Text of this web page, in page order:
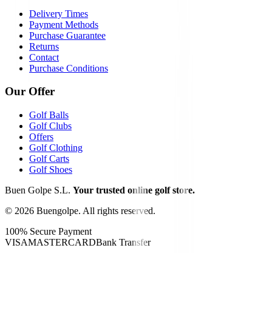
Delivery Times
Payment Methods
Purchase Guarantee
Returns
Contact
Purchase Conditions
Our Offer
Golf Balls
Golf Clubs
Offers
Golf Clothing
Golf Carts
Golf Shoes
Buen Golpe S.L. Your trusted online golf store.
© 2026 Buengolpe. All rights reserved.
100% Secure Payment
VISAMASTERCARDBank Transfer